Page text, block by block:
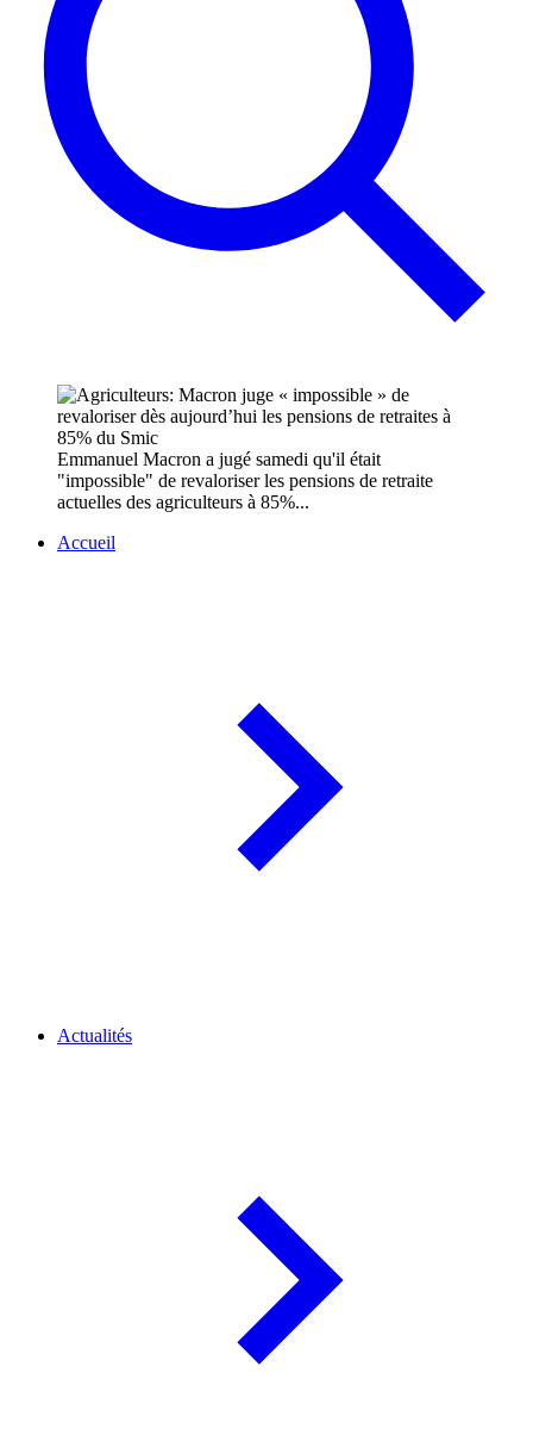
Emmanuel Macron a jugé samedi qu'il était
"impossible" de revaloriser les pensions de retraite
actuelles des agriculteurs à 85%...
Accueil
Actualités